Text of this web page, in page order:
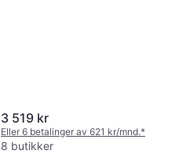
3 519 kr
Eller 6 betalinger av 621 kr/mnd.*
8 butikker